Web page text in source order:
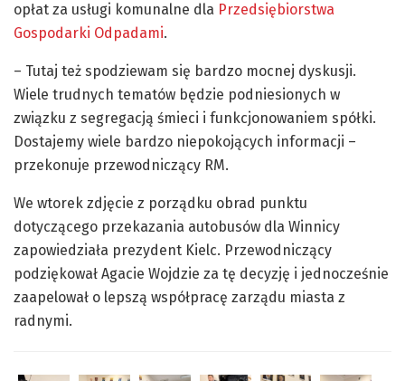
opłat za usługi komunalne dla Przedsiębiorstwa
Gospodarki Odpadami.
– Tutaj też spodziewam się bardzo mocnej dyskusji.
Wiele trudnych tematów będzie podniesionych w
związku z segregacją śmieci i funkcjonowaniem spółki.
Dostajemy wiele bardzo niepokojących informacji –
przekonuje przewodniczący RM.
We wtorek zdjęcie z porządku obrad punktu
dotyczącego przekazania autobusów dla Winnicy
zapowiedziała prezydent Kielc. Przewodniczący
podziękował Agacie Wojdzie za tę decyzję i jednocześnie
zaapelował o lepszą współpracę zarządu miasta z
radnymi.